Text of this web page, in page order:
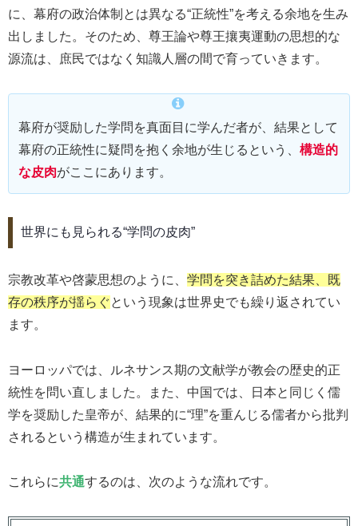
に、幕府の政治体制とは異なる“正統性”を考える余地を生み
出しました。そのため、尊王論や尊王攘夷運動の思想的な
源流は、庶民ではなく知識人層の間で育っていきます。
幕府が奨励した学問を真面目に学んだ者が、結果として
幕府の正統性に疑問を抱く余地が生じるという、 構造的
な皮肉がここにあります。
世界にも見られる“学問の皮肉”
宗教改革や啓蒙思想のように、 学問を突き詰めた結果、既
存の秩序が揺らぐという現象は世界史でも繰り返されてい
ます。
ヨーロッパでは、ルネサンス期の文献学が教会の歴史的正
統性を問い直しました。また、中国では、日本と同じく儒
学を奨励した皇帝が、結果的に“理”を重んじる儒者から批判
されるという構造が生まれています。
これらに共通するのは、次のような流れです。